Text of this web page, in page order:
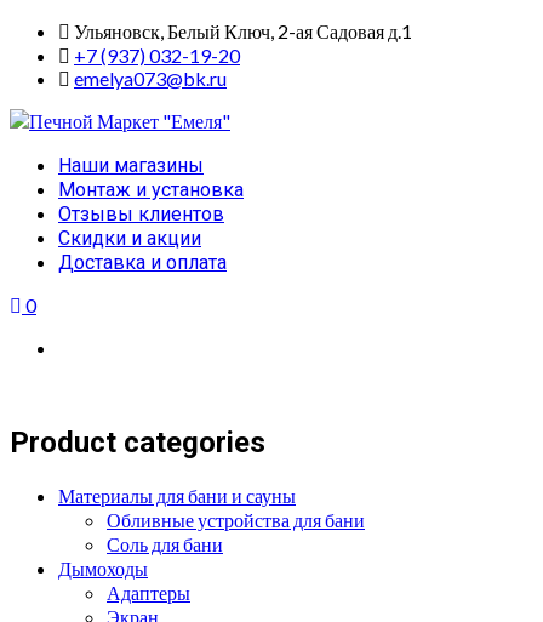
Skip
content
Ульяновск, Белый Ключ, 2-ая Садовая д.1
+7 (937) 032-19-20
emelya073@bk.ru
Primary
Menu
Наши магазины
Монтаж и установка
Отзывы клиентов
Скидки и акции
Доставка и оплата
0
Product categories
Материалы для бани и сауны
Обливные устройства для бани
Соль для бани
Дымоходы
Адаптеры
Экран